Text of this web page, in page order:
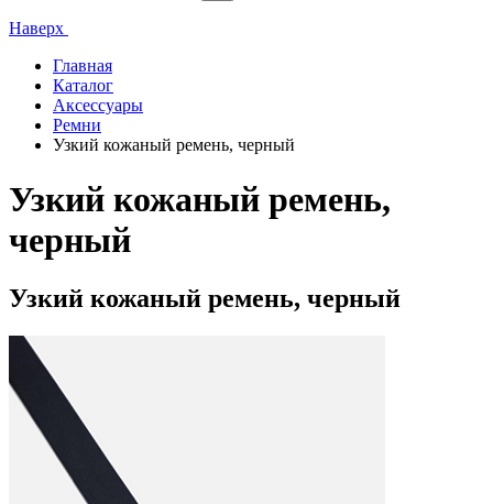
Наверх
Главная
Каталог
Аксессуары
Ремни
Узкий кожаный ремень, черный
Узкий кожаный ремень,
черный
Узкий кожаный ремень, черный